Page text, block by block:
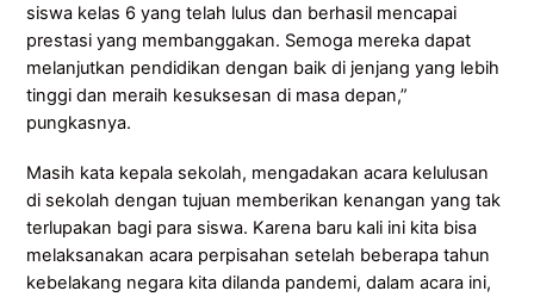
siswa kelas 6 yang telah lulus dan berhasil mencapai
prestasi yang membanggakan. Semoga mereka dapat
melanjutkan pendidikan dengan baik di jenjang yang lebih
tinggi dan meraih kesuksesan di masa depan,”
pungkasnya.
Masih kata kepala sekolah, mengadakan acara kelulusan
di sekolah dengan tujuan memberikan kenangan yang tak
terlupakan bagi para siswa. Karena baru kali ini kita bisa
melaksanakan acara perpisahan setelah beberapa tahun
kebelakang negara kita dilanda pandemi, dalam acara ini,